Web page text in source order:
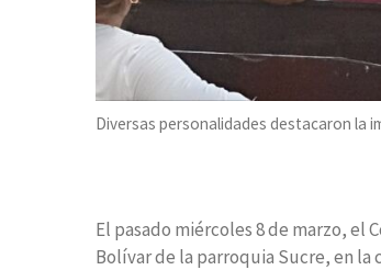
Diversas personalidades destacaron la
El pasado miércoles 8 de marzo, el
Bolívar de la parroquia Sucre, en